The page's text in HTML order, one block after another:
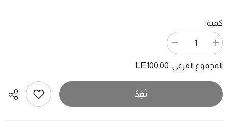
كمية:
تقليل
الكمية
ونستون
عبد
زيادة
الكمية
ونستون
/
عبد
المجموع الفرعي:LE100.00
نَفِدَ